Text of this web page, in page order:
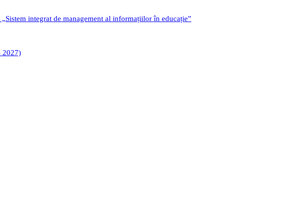
integrat de management al informațiilor în educație”
2027)